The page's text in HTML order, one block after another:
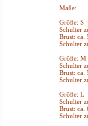
Maße:
Größe: S
Schulter
Brust: ca.
Schulter
Größe: M
Schulter
Brust: ca.
Schulter
Größe: L
Schulter
Brust: ca.
Schulter